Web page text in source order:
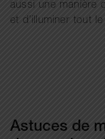
aussi une manière
et d’illuminer tout
Astuces de